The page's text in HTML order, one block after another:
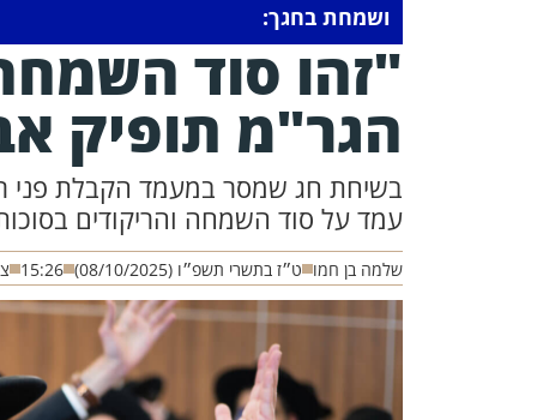
ושמחת בחגך:
"זהו סוד
הגר"מ תופיק
בשיחת חג שמסר במעמד הקבלת פני
עמד על סוד השמחה והריקודים
שלמה בן חמו ט״ז בתשרי תשפ״ו (08/10/2025) 15:26